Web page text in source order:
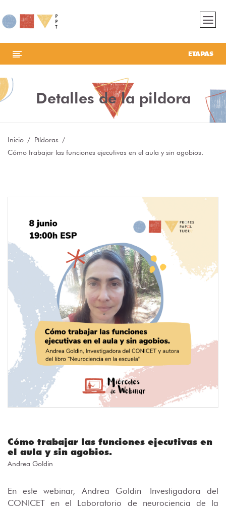
ETAPAS
Detalles de la pildora
Inicio
Píldoras
Cómo trabajar las funciones ejecutivas ​​​​​​​en el aula y sin agobios.
Cómo trabajar las funciones ejecutivas ​​​​​​​en
el aula y sin agobios.
Andrea Goldin
En este webinar, Andrea Goldin Investigadora del
CONICET en el Laboratorio de neurociencia de la